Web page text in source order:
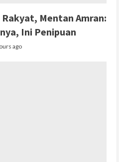
Mentan Amran:
Ini Penipuan
ago